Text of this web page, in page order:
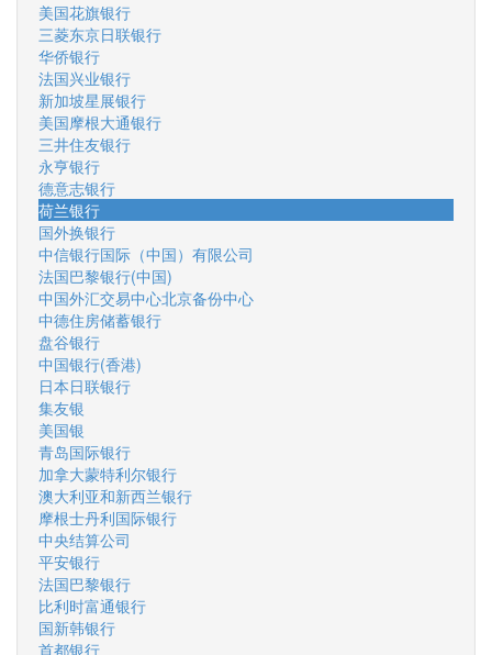
美国花旗银行
三菱东京日联银行
华侨银行
法国兴业银行
新加坡星展银行
美国摩根大通银行
三井住友银行
永亨银行
德意志银行
荷兰银行
国外换银行
中信银行国际（中国）有限公司
法国巴黎银行(中国)
中国外汇交易中心北京备份中心
中德住房储蓄银行
盘谷银行
中国银行(香港)
日本日联银行
集友银
美国银
青岛国际银行
加拿大蒙特利尔银行
澳大利亚和新西兰银行
摩根士丹利国际银行
中央结算公司
平安银行
法国巴黎银行
比利时富通银行
国新韩银行
首都银行